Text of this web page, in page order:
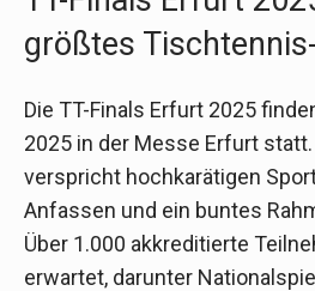
größtes
Die TT-Finals Erfurt 2025
2025 in der Messe Erfurt statt.
verspricht hochkarätigen
Anfassen und ein buntes
Über 1.000 akkreditierte
erwartet, darunter